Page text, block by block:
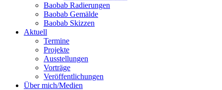
Baobab Radierungen
Baobab Gemälde
Baobab Skizzen
Aktuell
Termine
Projekte
Ausstellungen
Vorträge
Veröffentlichungen
Über mich/Medien